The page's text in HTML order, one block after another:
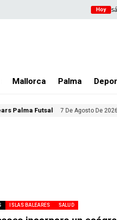
Hoy
Mallorca Palma
Palma Futsal 7 De Agosto De 2026
ISLAS BALEARES SALUD